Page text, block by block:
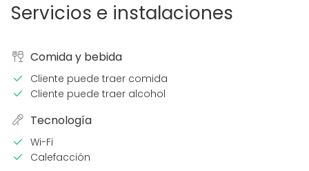
Servicios e instalaciones
Comida y bebida
Cliente puede traer comida
Cliente puede traer alcohol
Tecnología
Wi-Fi
Calefacción